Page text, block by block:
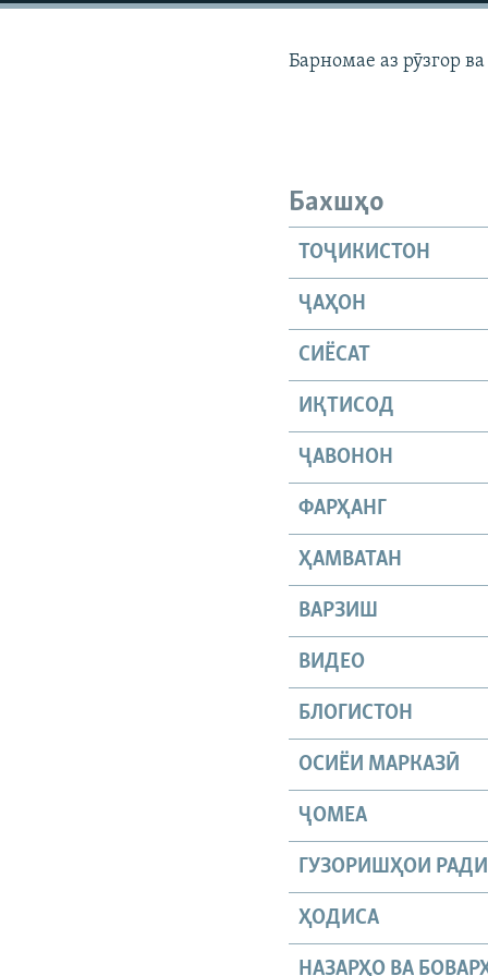
Барномае аз рӯзгор
Бахшҳо
ТОҶИКИСТОН
ҶАҲОН
СИЁСАТ
ИҚТИСОД
ҶАВОНОН
ФАРҲАНГ
ҲАМВАТАН
ВАРЗИШ
ВИДЕО
БЛОГИСТОН
ОСИЁИ МАРКАЗӢ
ҶОМEА
ГУЗОРИШҲОИ
ҲОДИСА
НАЗАРҲО ВА